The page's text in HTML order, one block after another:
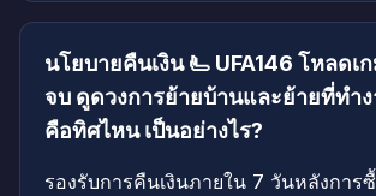
นโยบายคืนเงิน 🫷 UFA146 โหลดเ
จบ ดูดวงการย้ายบ้านและย้ายที่ทำ
คือทิศไหน เป็นอย่างไร?
รองรับการคืนเงินภายใน 7 วันหลังการ